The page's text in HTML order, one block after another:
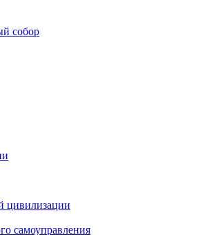
собор
цивилизации
самоуправления